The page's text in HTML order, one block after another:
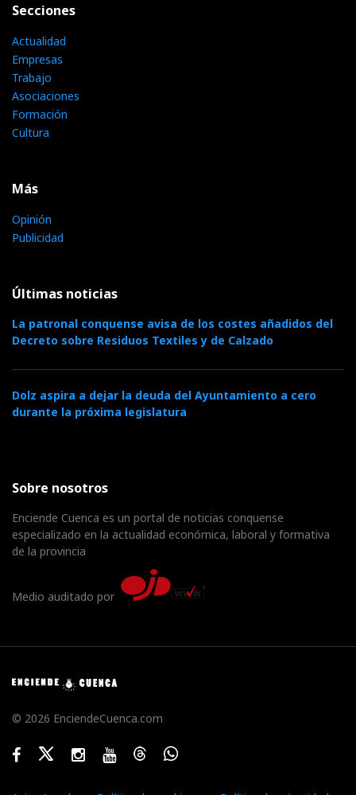
Secciones
Actualidad
Empresas
Trabajo
Asociaciones
Formación
Cultura
Más
Opinión
Publicidad
Últimas noticias
La patronal conquense avisa de los costes añadidos del
Decreto sobre Residuos Textiles y de Calzado
Dolz aspira a dejar la deuda del Ayuntamiento a cero
durante la próxima legislatura
Sobre nosotros
Enciende Cuenca es un portal de noticias conquense
especializado en la actualidad económica, laboral y formativa
de la provincia
Medio auditado por
© 2026 EnciendeCuenca.com
FacebookTwitterInstagramYoutubeThreadsWhatsApp